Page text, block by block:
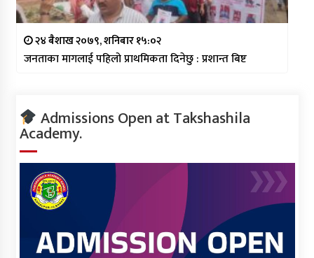
२४ बैशाख २०७९, शनिबार १५:०२
जनताका मागलाई पहिलो प्राथमिकता दिनेछु : प्रशान्त बिष्ट
Admissions Open at Takshashila
Academy.